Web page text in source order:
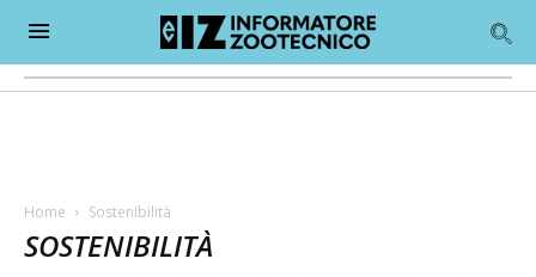
Home Sostenibilità
SOSTENIBILITÀ